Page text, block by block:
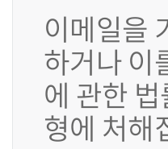
이메일을
하거나 이
에 관한
형에 처해